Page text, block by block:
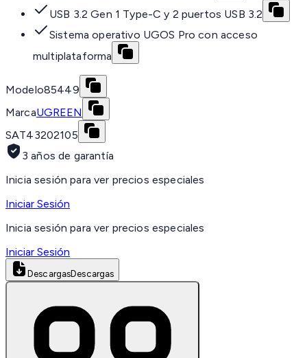
USB 3.2 Gen 1 Type-C y 2 puertos USB 3.2
Sistema operativo UGOS Pro con acceso
multiplataforma
Modelo85449
MarcaUGREEN
SAT43202105
3 años de garantía
Inicia sesión para ver precios especiales
Iniciar Sesión
Inicia sesión para ver precios especiales
Iniciar Sesión
DescargasDescargas